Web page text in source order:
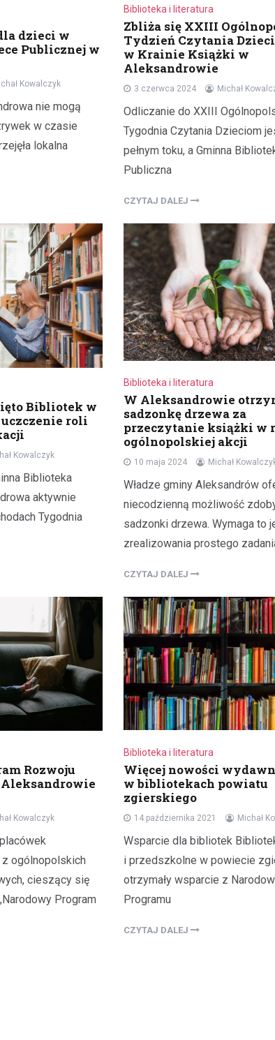
dzieci w
Publicznej w
Kowalczyk
nie mogą
w czasie
lokalna
Biblioteka i literatura
Zbliża się XXIII
Tydzień Czytania
w Krainie Książki w
Aleksandrowie
3 czerwca 2024 Michał
Odliczanie do XXIII
Tygodnia Czytania Dzieciom
pełnym toku, a Gminna
Publiczna
CZYTAJ DALEJ
Bibliotek w
roli
Kowalczyk
Biblioteka
aktywnie
Tygodnia
Biblioteka i literatura
W Aleksandrowie
sadzonkę drzewa za
przeczytanie książki w
ogólnopolskiej akcji
10 maja 2024 Michał
Władze gminy Aleksandrów
niecodzienną możliwość
sadzonki drzewa. Wymaga to
zrealizowania prostego
CZYTAJ DALEJ
Rozwoju
Kowalczyk
ogólnopolskich
cieszący się
Program
Biblioteka i literatura
Więcej nowości
w bibliotekach powiatu
zgierskiego
14 października 2021 Michał
Wsparcie dla bibliotek
i przedszkolne w powiecie
otrzymały wsparcie z
Programu
CZYTAJ DALEJ
Turystyka
Jedziesz do Łodzi? Zobacz
najciekawsze miejsca w…
Aleksandrowie Łódzkim
21 lutego 2022
O takich miastach mówi się, że
wobec swoich większych
inaczej jest z Aleksandrowem